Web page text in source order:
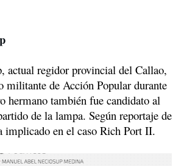
actual regidor provincial del Callao,
militante de Acción Popular durante
hermano también fue candidato al
de la lampa. Según reportaje de
implicado en el caso Rich Port II.